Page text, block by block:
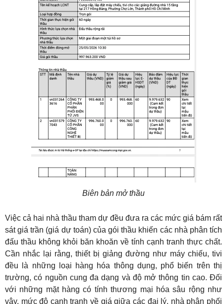
Biên bản mở thầu
Việc cả hai nhà thầu tham dự đều đưa ra các mức giá bám rất
sát giá trần (giá dự toán) của gói thầu khiến các nhà phân tích
đấu thầu không khỏi băn khoăn về tính cạnh tranh thực chất.
Cần nhắc lại rằng, thiết bị giảng đường như máy chiếu, tivi
đều là những loại hàng hóa thông dụng, phổ biến trên thị
trường, có nguồn cung đa dạng và độ mở thông tin cao. Đối
với những mặt hàng có tính thương mại hóa sâu rộng như
vậy, mức độ cạnh tranh về giá giữa các đại lý, nhà phân phối